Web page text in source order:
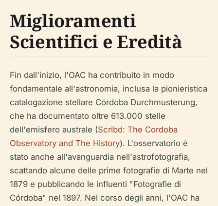
Miglioramenti
Scientifici e Eredità
Fin dall'inizio, l'OAC ha contribuito in modo
fondamentale all'astronomia, inclusa la pionieristica
catalogazione stellare Córdoba Durchmusterung,
che ha documentato oltre 613.000 stelle
dell'emisfero australe (Scribd: The Cordoba
Observatory and The History). L'osservatorio è
stato anche all'avanguardia nell'astrofotografia,
scattando alcune delle prime fotografie di Marte nel
1879 e pubblicando le influenti "Fotografie di
Córdoba" nel 1897. Nel corso degli anni, l'OAC ha